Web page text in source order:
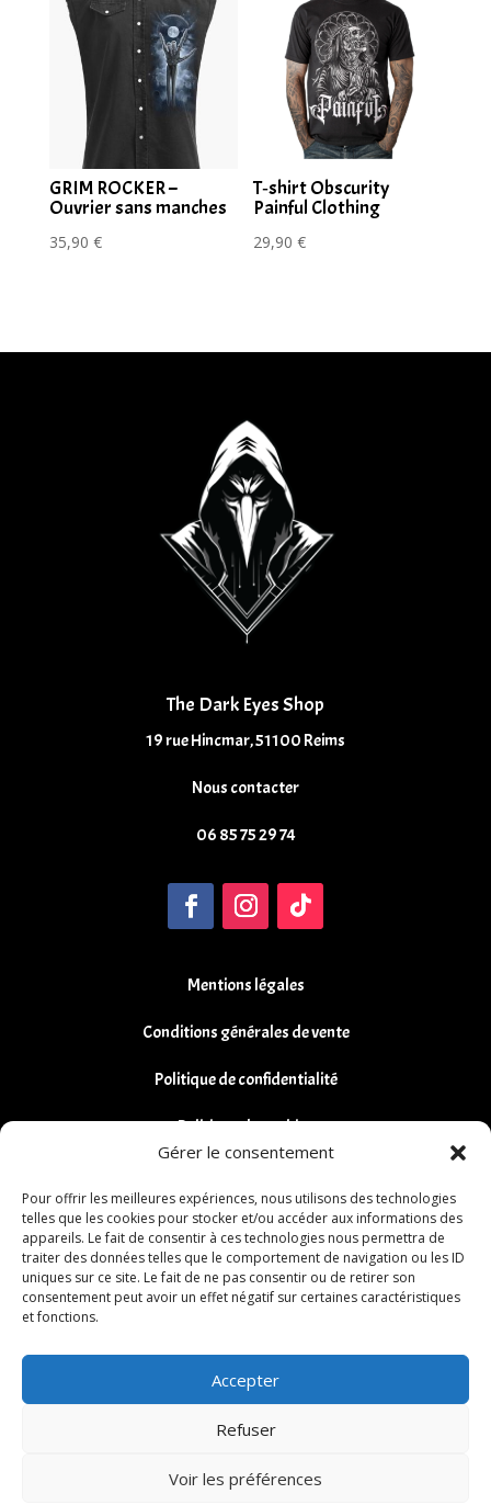
Gérer le consentement
Pour offrir les meilleures expériences, nous utilisons des technologies
telles que les cookies pour stocker et/ou accéder aux informations des
appareils. Le fait de consentir à ces technologies nous permettra de
traiter des données telles que le comportement de navigation ou les ID
uniques sur ce site. Le fait de ne pas consentir ou de retirer son
consentement peut avoir un effet négatif sur certaines caractéristiques
et fonctions.
Accepter
Refuser
Voir les préférences
GRIM ROCKER –
Ouvrier sans manches
35,90 €
T‑shirt Obscurity
Painful Clothing
29,90€
The Dark Eyes Shop
19 rue Hincmar, 51100 Reims
Nous contacter
06 85 75 29 74
Mentions légales
Conditions générales de vente
Politique de confidentialité
Politique de cookies